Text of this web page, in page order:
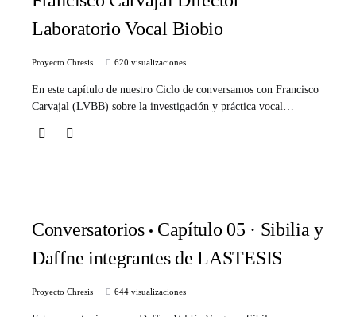
Laboratorio Vocal Biobio
Proyecto Chresis 620 visualizaciones
En este capítulo de nuestro Ciclo de conversamos con Francisco
Carvajal (LVBB) sobre la investigación y práctica vocal…
Conversatorios
Capítulo 05 · Sibilia y
Daffne integrantes de LASTESIS
Proyecto Chresis 644 visualizaciones